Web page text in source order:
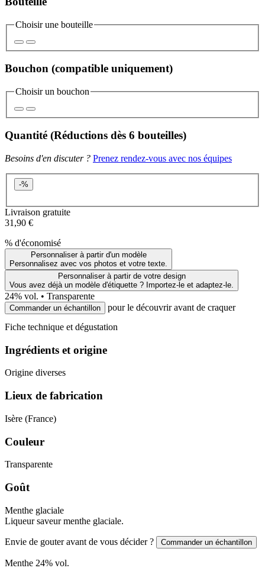
Choisir une bouteille
Bouchon (compatible uniquement)
Choisir un bouchon
Quantité (Réductions dès 6 bouteilles)
Besoins d'en discuter ? Prenez rendez-vous avec nos équipes
-%
Livraison gratuite
31,90 €
% d'économisé
Personnaliser à partir d'un modèle
Personnalisez avec vos photos et votre texte.
Personnaliser à partir de votre design
Vous avez déjà un modèle d'étiquette ? Importez-le et adaptez-le.
24% vol. • Transparente
Commander un échantillon
pour le découvrir avant de craquer
Fiche technique et dégustation
Ingrédients et origine
Origine diverses
Lieux de fabrication
Isère (France)
Couleur
Transparente
Goût
Menthe glaciale
Liqueur saveur menthe glaciale.
Envie de gouter avant de vous décider ? Commander un échantillon
Menthe 24% vol.